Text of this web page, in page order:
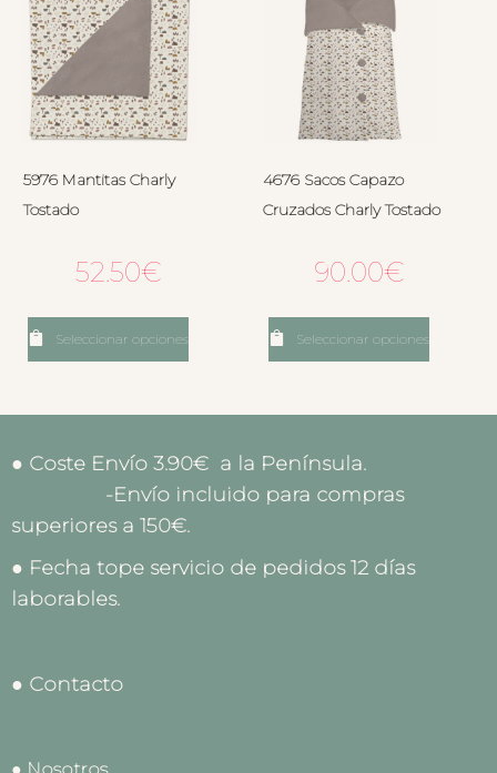
5976 Mantitas Charly
Tostado
52.50€
Seleccionar opciones
4676 Sacos Capazo
Cruzados Charly Tostado
90.00€
Seleccionar opciones
● Coste Envío 3.90€ a la Península.
-Envío incluido para compras
superiores a 150€.
● Fecha tope servicio de pedidos 12 días
laborables.
● Contacto